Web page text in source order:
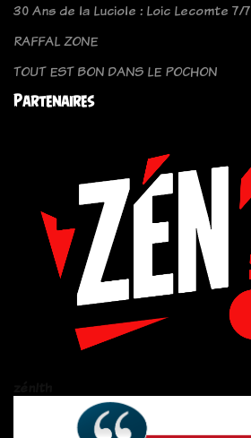
30 Ans de la Luciole : Loic Lecomte 7/7
RAFFAL ZONE
TOUT EST BON DANS LE POCHON
Partenaires